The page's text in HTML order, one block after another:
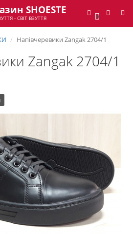
0
SHOESTE
- СВІТ ВЗУТТЯ
Напівчеревики Zangak 2704/1
Zangak 2704/1